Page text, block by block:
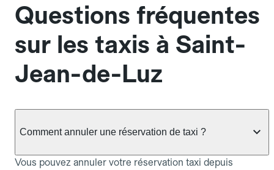
Questions fréquentes
sur les taxis à Saint-
Jean-de-Luz
Comment annuler une réservation de taxi ?
Vous pouvez annuler votre réservation taxi depuis